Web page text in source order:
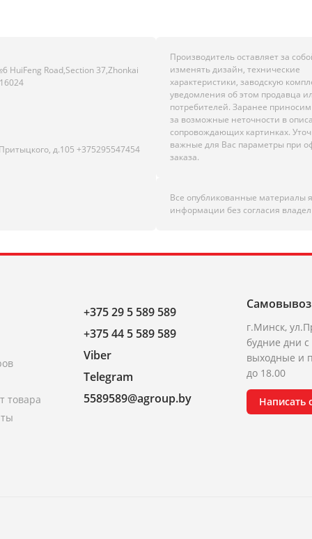
HuiFeng Road,Section 37,Zhonkai
д.105 +375295547454
Производитель оставляет за
изменять дизайн, технические
характеристики, заводскую
уведомления об этом продавца
потребителей. Заранее
за возможные неточности в
сопровождающих картинках.
важные для Вас параметры при
заказа.
Все опубликованные материалы
информации без согласия
товара
+375 29 5 589 589
+375 44 5 589 589
Viber
Telegram
5589589@agroup.by
Самовывоз
г.Минск,
будние дни
выходные и
до 18.00
Написать